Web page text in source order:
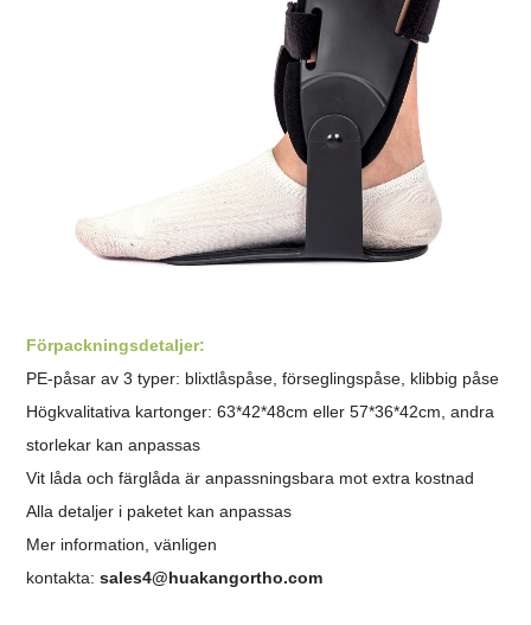
Förpackningsdetaljer:
PE-påsar av 3 typer: blixtlåspåse, förseglingspåse, klibbig påse
Högkvalitativa kartonger: 63*42*48cm eller 57*36*42cm, andra
storlekar kan anpassas
Vit låda och färglåda är anpassningsbara mot extra kostnad
Alla detaljer i paketet kan anpassas
Mer information, vänligen
kontakta:sales4@huakangortho.com